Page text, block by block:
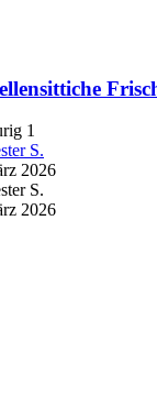
1
S.
2026
S.
2026